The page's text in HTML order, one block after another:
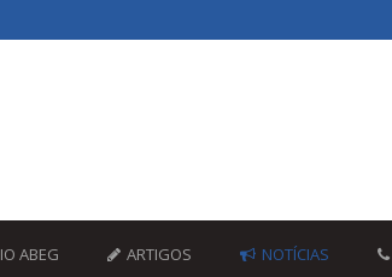
ABEG ARTIGOS NOTÍCIAS